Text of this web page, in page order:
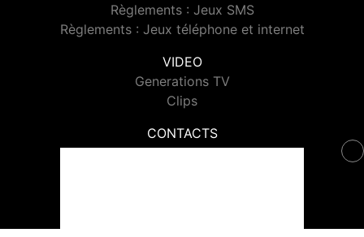
Règlements : Jeux SMS
Règlements : Jeux téléphone et internet
VIDEO
Generations TV
Clips
CONTACTS
Contacter Generations